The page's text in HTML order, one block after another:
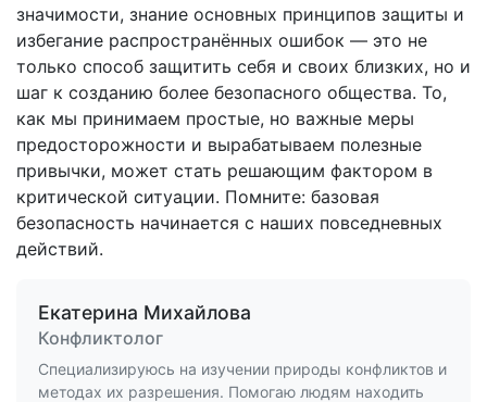
значимости, знание основных принципов защиты и
избегание распространённых ошибок — это не
только способ защитить себя и своих близких, но и
шаг к созданию более безопасного общества. То,
как мы принимаем простые, но важные меры
предосторожности и вырабатываем полезные
привычки, может стать решающим фактором в
критической ситуации. Помните: базовая
безопасность начинается с наших повседневных
действий.
Екатерина Михайлова
Конфликтолог
Специализируюсь на изучении природы конфликтов и
методах их разрешения. Помогаю людям находить